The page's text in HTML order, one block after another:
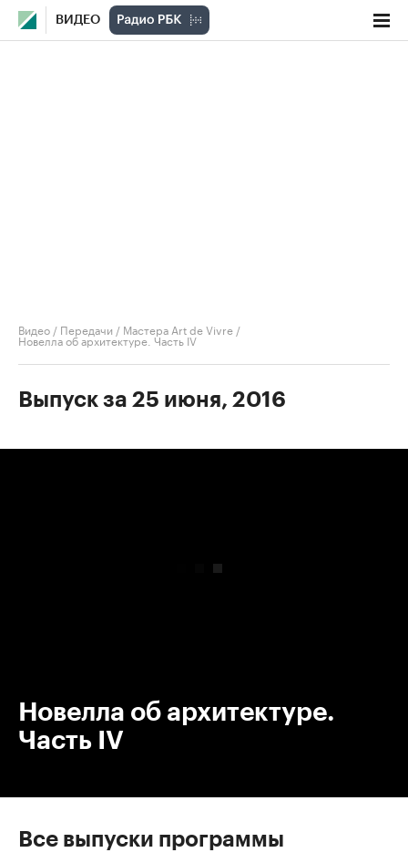
ВИДЕО
Видео / Передачи / Мастера Art de Vivre /
Новелла об архитектуре. Часть IV
Выпуск за 25 июня, 2016
Новелла об архитектуре.
Часть IV
Все выпуски программы